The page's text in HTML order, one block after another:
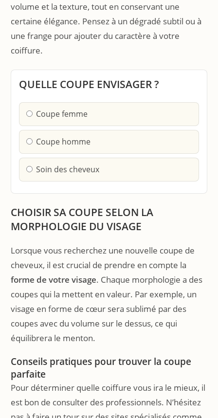
volume et la texture, tout en conservant une
certaine élégance. Pensez à un dégradé subtil ou à
une frange pour ajouter du caractère à votre
coiffure.
QUELLE COUPE ENVISAGER ?
Coupe femme
Coupe homme
Soin des cheveux
CHOISIR SA COUPE SELON LA
MORPHOLOGIE DU VISAGE
Lorsque vous recherchez une nouvelle coupe de
cheveux, il est crucial de prendre en compte la
forme de votre visage. Chaque morphologie a des
coupes qui la mettent en valeur. Par exemple, un
visage en forme de cœur sera sublimé par des
coupes avec du volume sur le dessus, ce qui
équilibrera le menton.
Conseils pratiques pour trouver la coupe
parfaite
Pour déterminer quelle coiffure vous ira le mieux, il
est bon de consulter des professionnels. N’hésitez